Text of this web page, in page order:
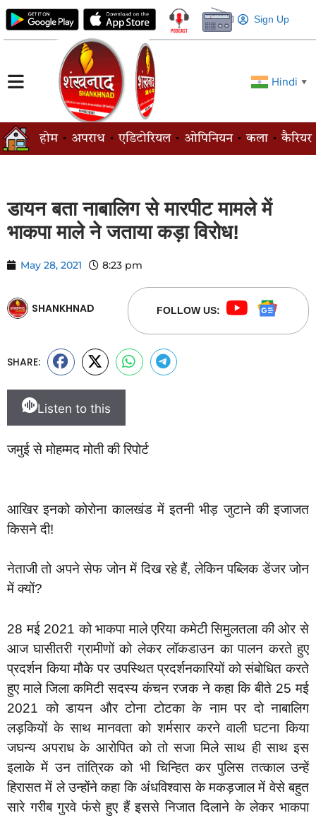
Sign Up
Hindi ▼
होम अपराध एडिटोरियल ओपिनियन कला कैरियर
डायन बता नाबालिग से मारपीट मामले में
भाकपा माले ने जताया कड़ा विरोध!
May 28, 2021 8:23 pm
SHANKHNAD FOLLOW US:
SHARE:
Listen to this
जमुई से मोहम्मद मोती की रिपोर्ट
आखिर इनको कोरोना कालखंड में इतनी भीड़ जुटाने की इजाजत
किसने दी!
नेताजी तो अपने सेफ जोन में दिख रहे हैं, लेकिन पब्लिक डेंजर जोन
में क्यों?
28 मई 2021 को भाकपा माले एरिया कमेटी सिमुलतला की ओर से
आज घासीतरी ग्रामीणों को लेकर लॉकडाउन का पालन करते हुए
प्रदर्शन किया मौके पर उपस्थित प्रदर्शनकारियों को संबोधित करते
हुए माले जिला कमिटी सदस्य कंचन रजक ने कहा कि बीते 25 मई
2021 को डायन और टोना टोटका के नाम पर दो नाबालिग
लड़कियों के साथ मानवता को शर्मसार करने वाली घटना किया
जघन्य अपराध के आरोपित को तो सजा मिले साथ ही साथ इस
इलाके में उन तांत्रिक को भी चिन्हित कर पुलिस तत्काल उन्हें
हिरासत में ले उन्होंने कहा कि अंधविश्वास के मकड़जाल में वेसे बहुत
सारे गरीब गुरवे फंसे हुए हैं इससे निजात दिलाने के लेकर भाकपा